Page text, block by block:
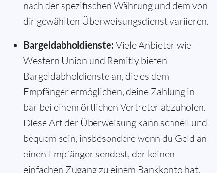
nach der spezifischen Währung und dem von
dir gewählten Überweisungsdienst variieren.
Bargeldabholdienste: Viele Anbieter wie
Western Union und Remitly bieten
Bargeldabholdienste an, die es dem
Empfänger ermöglichen, deine Zahlung in
bar bei einem örtlichen Vertreter abzuholen.
Diese Art der Überweisung kann schnell und
bequem sein, insbesondere wenn du Geld an
einen Empfänger sendest, der keinen
einfachen Zugang zu einem Bankkonto hat.